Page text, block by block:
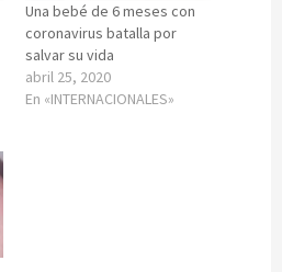
Una bebé de 6 meses con
coronavirus batalla por
salvar su vida
abril 25, 2020
En «INTERNACIONALES»